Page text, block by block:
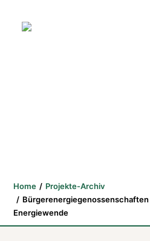
Home
Projekte-Archiv
Energiewende